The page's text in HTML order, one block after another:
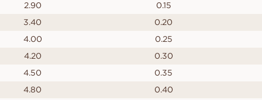
2.90
0.15
3.40
0.20
4.00
0.25
4.20
0.30
4.50
0.35
4.80
0.40